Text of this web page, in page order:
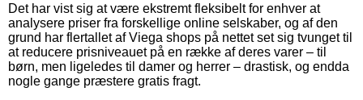
Det har vist sig at være ekstremt fleksibelt for enhver at
analysere priser fra forskellige online selskaber, og af den
grund har flertallet af Viega shops på nettet set sig tvunget til
at reducere prisniveauet på en række af deres varer – til
børn, men ligeledes til damer og herrer – drastisk, og endda
nogle gange præstere gratis fragt.